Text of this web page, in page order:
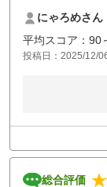
にゃろめさん
平均スコア：90
投稿日：2025/12/
総合評価